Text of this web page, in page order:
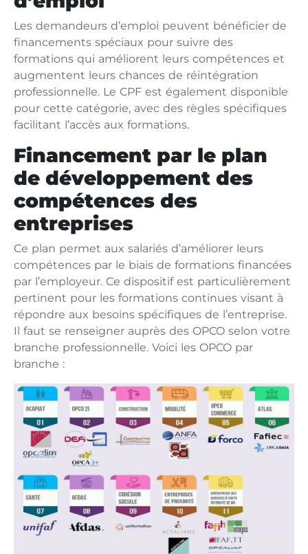
Les demandeurs d’emploi peuvent bénéficier de
financements spéciaux pour suivre des
formations qui améliorent leurs compétences et
augmentent leurs chances de réintégration
professionnelle. Le CPF est également disponible
pour cette catégorie, avec des règles spécifiques
facilitant l’accès aux formations.
Financement par le plan
de développement des
compétences des
entreprises
Ce plan permet aux salariés d’améliorer leurs
compétences par le biais de formations financées
par l’employeur. Ce dispositif est particulièrement
pertinent pour les formations continues visant à
répondre aux besoins spécifiques de l’entreprise.
Il faut se renseigner auprès des OPCO selon votre
branche professionnelle. Voici les OPCO par
branche :